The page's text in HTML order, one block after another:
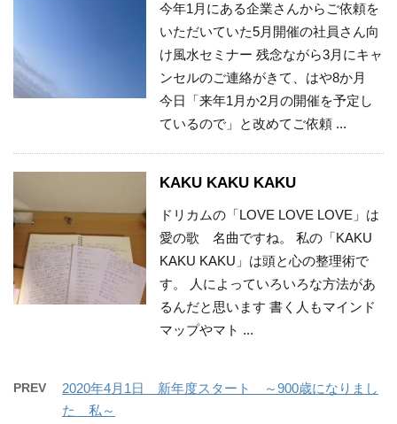
今年1月にある企業さんからご依頼を
いただいていた5月開催の社員さん向
け風水セミナー 残念ながら3月にキャ
ンセルのご連絡がきて、はや8か月
今日「来年1月か2月の開催を予定し
ているので」と改めてご依頼 ...
KAKU KAKU KAKU
ドリカムの「LOVE LOVE LOVE」は
愛の歌 名曲ですね。 私の「KAKU
KAKU KAKU」は頭と心の整理術で
す。 人によっていろいろな方法があ
るんだと思います 書く人もマインド
マップやマト ...
PREV
2020年4月1日 新年度スタート ～900歳になりまし
た 私～